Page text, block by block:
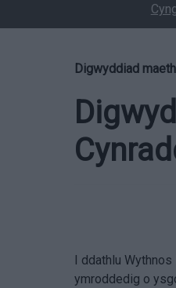
Digwyddiad
I ddathlu
ymroddedig o